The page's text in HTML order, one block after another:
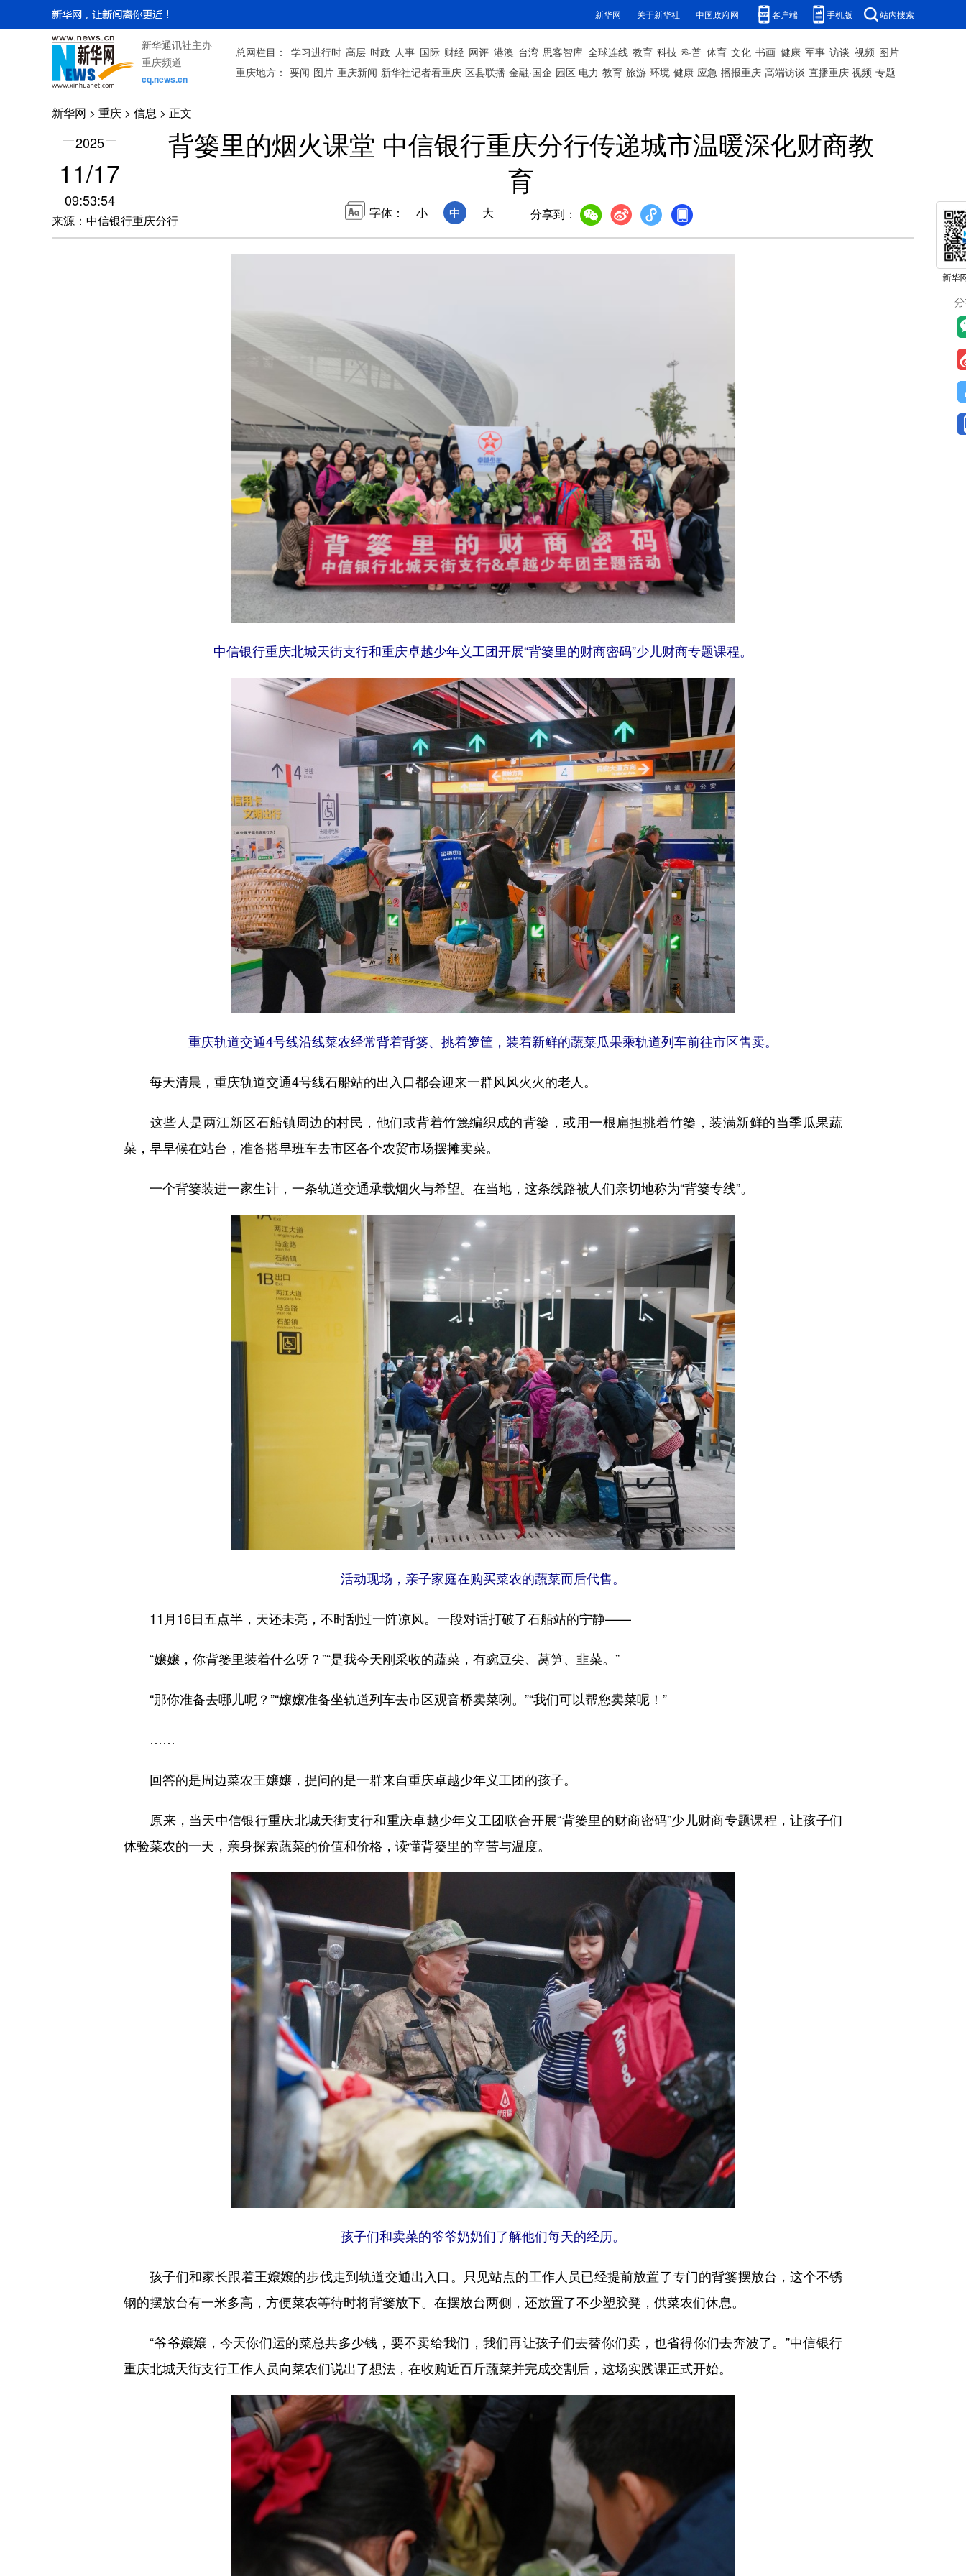
新华网 关于新华社 中国政府网 客户端 手机版 站内搜索
新华通讯社主办
重庆频道
cq.news.cn
总网栏目： 学习进行时 高层 时政 人事 国际 财经 网评 港澳 台湾 思客智库 全球连线 教育 科技 科普 体育 文化 书画 健康 军事 访谈 视频 图片
重庆地方： 要闻 图片 重庆新闻 新华社记者看重庆 区县联播 金融·国企 园区 电力 教育 旅游 环境 健康 应急 播报重庆 高端访谈 直播重庆 视频 专题
新华网 > 重庆 > 信息 > 正文
2025
11/17
09:53:54
来源：中信银行重庆分行
背篓里的烟火课堂 中信银行重庆分行传递城市温暖深化财商教
育
字体： 小 中 大 分享到：
中信银行重庆北城天街支行和重庆卓越少年义工团开展“背篓里的财商密码”少儿财商专题课程。
重庆轨道交通4号线沿线菜农经常背着背篓、挑着箩筐，装着新鲜的蔬菜瓜果乘轨道列车前往市区售卖。
每天清晨，重庆轨道交通4号线石船站的出入口都会迎来一群风风火火的老人。
这些人是两江新区石船镇周边的村民，他们或背着竹篾编织成的背篓，或用一根扁担挑着竹篓，装满新鲜的当季瓜果蔬
菜，早早候在站台，准备搭早班车去市区各个农贸市场摆摊卖菜。
一个背篓装进一家生计，一条轨道交通承载烟火与希望。在当地，这条线路被人们亲切地称为“背篓专线”。
活动现场，亲子家庭在购买菜农的蔬菜而后代售。
11月16日五点半，天还未亮，不时刮过一阵凉风。一段对话打破了石船站的宁静——
“嬢嬢，你背篓里装着什么呀？”“是我今天刚采收的蔬菜，有豌豆尖、莴笋、韭菜。”
“那你准备去哪儿呢？”“嬢嬢准备坐轨道列车去市区观音桥卖菜咧。”“我们可以帮您卖菜呢！”
……
回答的是周边菜农王嬢嬢，提问的是一群来自重庆卓越少年义工团的孩子。
原来，当天中信银行重庆北城天街支行和重庆卓越少年义工团联合开展“背篓里的财商密码”少儿财商专题课程，让孩子们
体验菜农的一天，亲身探索蔬菜的价值和价格，读懂背篓里的辛苦与温度。
孩子们和卖菜的爷爷奶奶们了解他们每天的经历。
孩子们和家长跟着王嬢嬢的步伐走到轨道交通出入口。只见站点的工作人员已经提前放置了专门的背篓摆放台，这个不锈
钢的摆放台有一米多高，方便菜农等待时将背篓放下。在摆放台两侧，还放置了不少塑胶凳，供菜农们休息。
“爷爷嬢嬢，今天你们运的菜总共多少钱，要不卖给我们，我们再让孩子们去替你们卖，也省得你们去奔波了。”中信银行
重庆北城天街支行工作人员向菜农们说出了想法，在收购近百斤蔬菜并完成交割后，这场实践课正式开始。